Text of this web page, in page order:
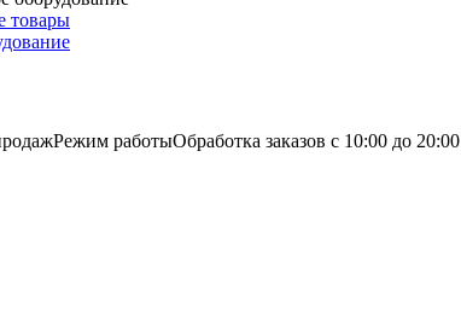
товары
Режим работыОбработка заказов с 10:00 до 20:00